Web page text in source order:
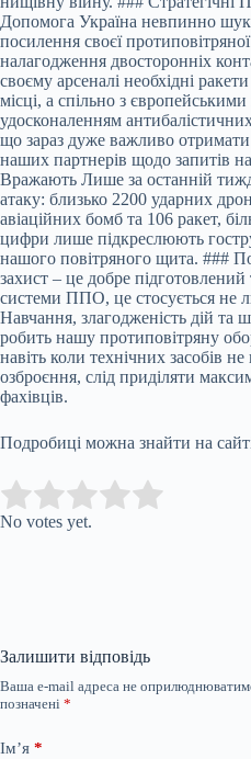
Допомога Україна невпинно
посилення своєї
налагодження двосторонніх
своєму арсеналі необхідні
місці, а спільно з
удосконаленням
що зараз дуже важливо отримати
наших партнерів щодо
Вражають Лише за останній
атаку: близько 2200 ударних
авіаційних бомб та 106 ракет,
цифри лише підкреслюють
нашого повітряного щита. ###
захист – це добре
системи ППО, це стосується не
Навчання, злагодженість дій та
робить нашу протиповітряну
навіть коли технічних засобів
озброєння, слід приділяти
фахівців.
Подробиці можна знайти на
Rate this item:
No votes yet.
Залишити відповідь
Ваша e-mail адреса не
позначені *
Ім’я *